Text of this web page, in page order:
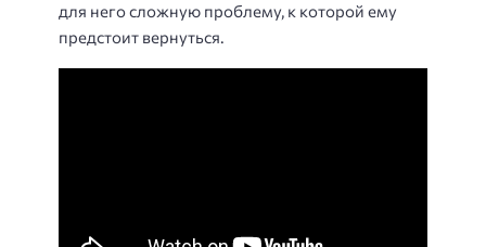
для него сложную проблему, к которой ему
предстоит вернуться.